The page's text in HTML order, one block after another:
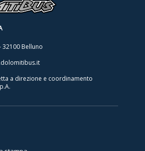
32100 Belluno
a direzione e coordinamento